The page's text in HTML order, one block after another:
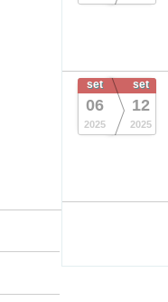
set
06
2025
set
12
2025